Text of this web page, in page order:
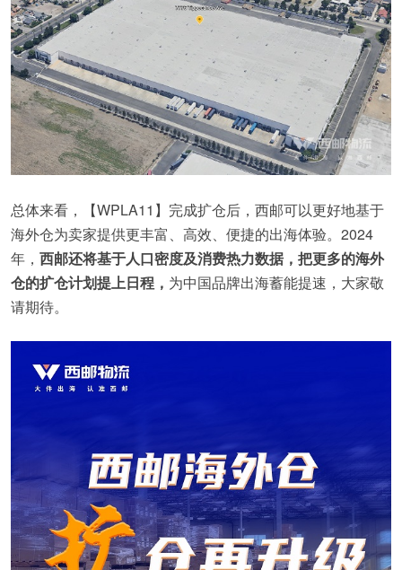
总体来看，【WPLA11】完成扩仓后，西邮可以更好地基于
海外仓为卖家提供更丰富、高效、便捷的出海体验。2024
年， 西邮还将基于人口密度及消费热力数据，把更多的海外
仓的扩仓计划提上日程， 为中国品牌出海蓄能提速，大家敬
请期待。